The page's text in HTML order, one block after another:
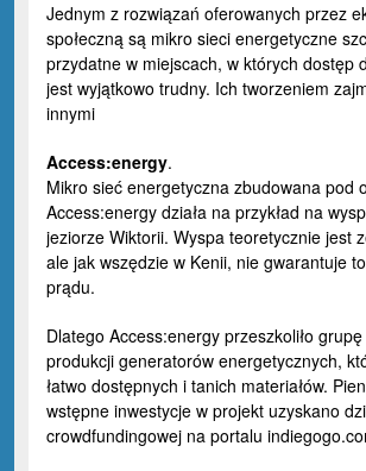
Jednym z rozwiązań oferowanych przez
społeczną są mikro sieci energetyczne
przydatne w miejscach, w których dostęp
jest wyjątkowo trudny. Ich tworzeniem
innymi
Access:energy.
Mikro sieć energetyczna zbudowana pod
Access:energy działa na przykład na
jeziorze Wiktorii. Wyspa teoretycznie jest
ale jak wszędzie w Kenii, nie gwarantuje
prądu.
Dlatego Access:energy przeszkoliło
produkcji generatorów energetycznych,
łatwo dostępnych i tanich materiałów.
wstępne inwestycje w projekt uzyskano
crowdfundingowej na portalu